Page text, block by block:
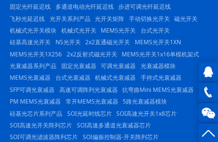
QQ在
线咨
询
0816
固定光纤延迟线
多通道电动光纤延迟线 步进可调光纤延迟线
飞秒光延迟线 光开关系列产品 光开关矩阵 手动切换光开关 磁光开关
机械式光开关模块 机械式光开关 MEMS光开关
台式光开关
硅基高速光开关
NS光开关 2x2直通磁光开关
MEMS光开关1XN
MEMS光开关1X256 2x2反射式磁光开关
MEMS光开关1x16单模机架式
光衰减器系列产品
固定光衰减器 可调光衰减器
光衰减器模块
MEMS光衰减器
台式光衰减器 机械式光衰减器
手持式光衰减器
SFP可调光衰减器
高速可调阵列光衰减器 抗弯曲Mini MEMS光衰减器
PM MEMS光衰减器
常开MEMS光衰减器 5路光衰减器模块
硅基光芯片系列产品
SOI光延时线芯片 SOI高速光开关1x8芯片
SOI高速光开关阵列芯片 SOI高速多通道光衰减器芯片
SOI可调光滤波器阵列芯片 SOI偏振控制器-开关阵列芯片